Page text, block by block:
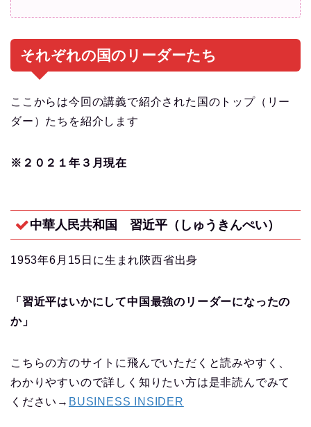
それぞれの国のリーダーたち
ここからは今回の講義で紹介された国のトップ（リー
ダー）たちを紹介します
※２０２１年３月現在
中華人民共和国 習近平（しゅうきんぺい）
1953年6月15日に生まれ陝西省出身
「習近平はいかにして中国最強のリーダーになったの
か」
こちらの方のサイトに飛んでいただくと読みやすく、
わかりやすいので詳しく知りたい方は是非読んでみて
ください→ BUSINESS INSIDER